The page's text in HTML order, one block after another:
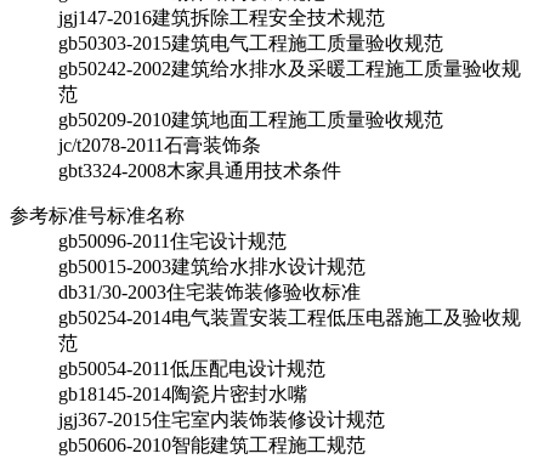
jgj147-2016建筑拆除工程安全技术规范
gb50303-2015建筑电气工程施工质量验收规范
gb50242-2002建筑给水排水及采暖工程施工质量验收规
范
gb50209-2010建筑地面工程施工质量验收规范
jc/t2078-2011石膏装饰条
gbt3324-2008木家具通用技术条件
参考标准号标准名称
gb50096-2011住宅设计规范
gb50015-2003建筑给水排水设计规范
db31/30-2003住宅装饰装修验收标准
gb50254-2014电气装置安装工程低压电器施工及验收规
范
gb50054-2011低压配电设计规范
gb18145-2014陶瓷片密封水嘴
jgj367-2015住宅室内装饰装修设计规范
gb50606-2010智能建筑工程施工规范